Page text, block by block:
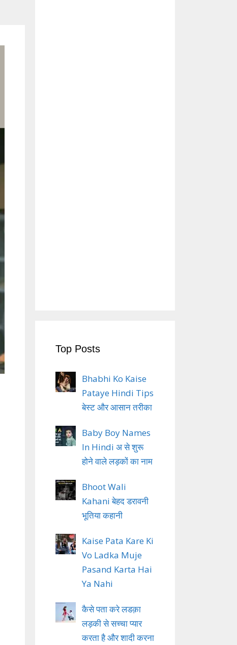
Top Posts
Bhabhi Ko Kaise
Pataye Hindi Tips
बेस्ट और आसान तरीका
Baby Boy Names
In Hindi अ से शुरू
होने वाले लड़कों का नाम
Bhoot Wali
Kahani बेहद डरावनी
भूतिया कहानी
Kaise Pata Kare Ki
Vo Ladka Muje
Pasand Karta Hai
Ya Nahi
कैसे पता करे लडक़ा
लड़की से सच्चा प्यार
करता है और शादी करना